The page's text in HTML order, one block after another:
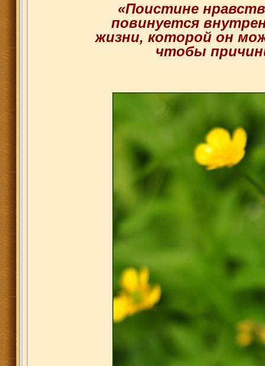
«Поистине
повинуется
жизни, которой он
чтобы